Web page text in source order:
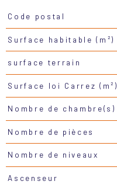
Caractéristiques
Code postal
Surface habitable (m²)
surface terrain
Surface loi Carrez (m²)
Nombre de chambre(s)
Nombre de pièces
Nombre de niveaux
Ascenseur